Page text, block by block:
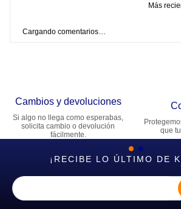
Más
Cargando comentarios…
Cambios y devoluciones
Si algo no llega como esperabas,
solicita cambio o devolución
fácilmente.
que
¡RECIBE LO ÚLTIMO DE